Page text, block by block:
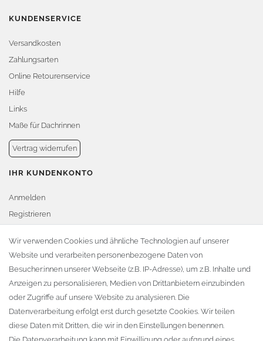
KUNDENSERVICE
Versandkosten
Zahlungsarten
Online Retourenservice
Hilfe
Links
Maße für Dachrinnen
Vertrag widerrufen
IHR KUNDENKONTO
Anmelden
Registrieren
Warenkorb
Zur Kasse
KONTAKT
Fa. Steffen Jost
Söbrigener Weg 50
D-01796 Pirna
Wir verwenden Cookies und ähnliche Technologien auf unserer
Website und verarbeiten personenbezogene Daten von
Besucher:innen unserer Webseite (z.B. IP-Adresse), um z.B. Inhalte und
Anzeigen zu personalisieren, Medien von Drittanbietern einzubinden
oder Zugriffe auf unsere Website zu analysieren. Die
Datenverarbeitung erfolgt erst durch gesetzte Cookies. Wir teilen
diese Daten mit Dritten, die wir in den Einstellungen benennen.